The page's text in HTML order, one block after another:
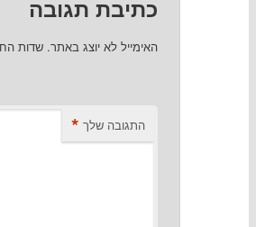
כתיבת תגובה
האימייל לא יוצג באתר. שדות
התגובה שלך *